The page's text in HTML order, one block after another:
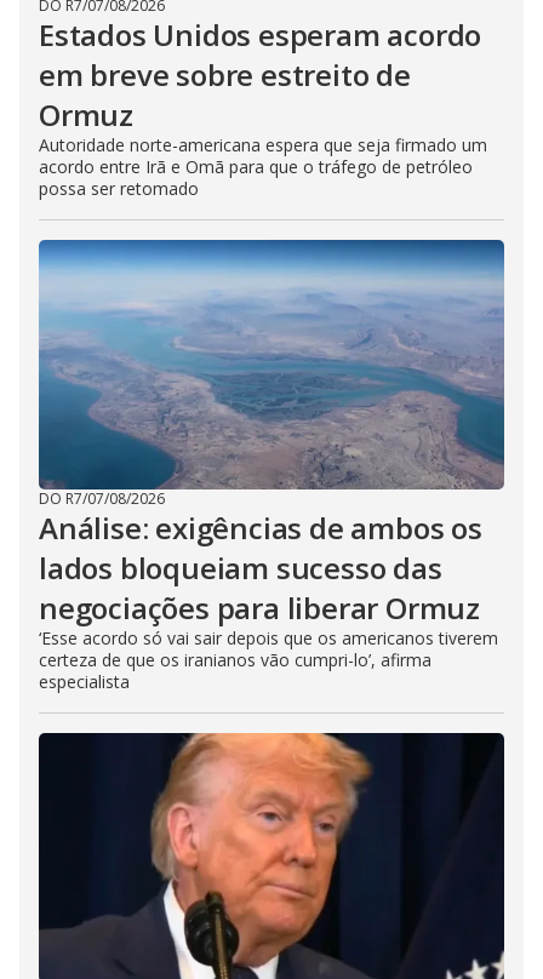
DO R7/07/08/2026
Estados Unidos esperam acordo
em breve sobre estreito de
Ormuz
Autoridade norte-americana espera que seja firmado um
acordo entre Irã e Omã para que o tráfego de petróleo
possa ser retomado
DO R7/07/08/2026
Análise: exigências de ambos os
lados bloqueiam sucesso das
negociações para liberar Ormuz
‘Esse acordo só vai sair depois que os americanos tiverem
certeza de que os iranianos vão cumpri-lo’, afirma
especialista